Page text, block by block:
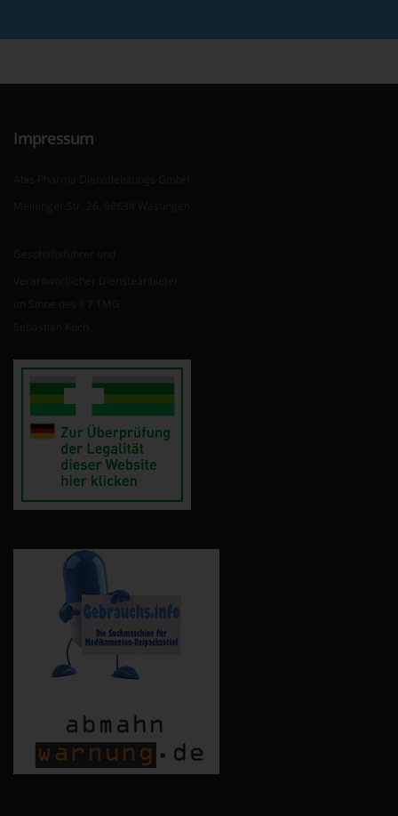
Impressum